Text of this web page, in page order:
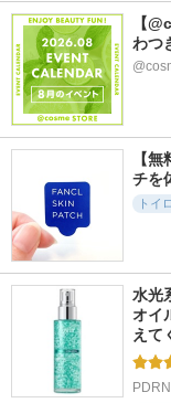
【
わつ
【
チを
トイ
水光
オイ
えて